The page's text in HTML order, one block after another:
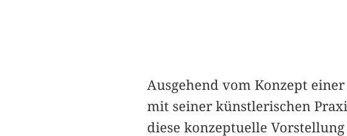
Ausgehend vom Konzept
mit seiner künstlerischen
diese konzeptuelle